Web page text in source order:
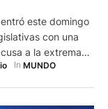
este domingo
con una
a la extrema
el voto para el
In MUNDO